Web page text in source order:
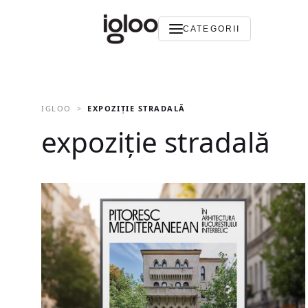
CATEGORII
IGLOO EXPOZIȚIE STRADALĂ
expoziție stradală